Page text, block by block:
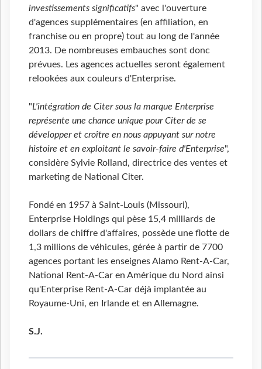
investissements significatifs" avec l'ouverture
d'agences supplémentaires (en affiliation, en
franchise ou en propre) tout au long de l'année
2013. De nombreuses embauches sont donc
prévues. Les agences actuelles seront également
relookées aux couleurs d'Enterprise.
"L'intégration de Citer sous la marque Enterprise
représente une chance unique pour Citer de se
développer et croître en nous appuyant sur notre
histoire et en exploitant le savoir-faire d'Enterprise",
considère Sylvie Rolland, directrice des ventes et
marketing de National Citer.
Fondé en 1957 à Saint-Louis (Missouri),
Enterprise Holdings qui pèse 15,4 milliards de
dollars de chiffre d'affaires, possède une flotte de
1,3 millions de véhicules, gérée à partir de 7700
agences portant les enseignes Alamo Rent-A-Car,
National Rent-A-Car en Amérique du Nord ainsi
qu'Enterprise Rent-A-Car déjà implantée au
Royaume-Uni, en Irlande et en Allemagne.
S.J.